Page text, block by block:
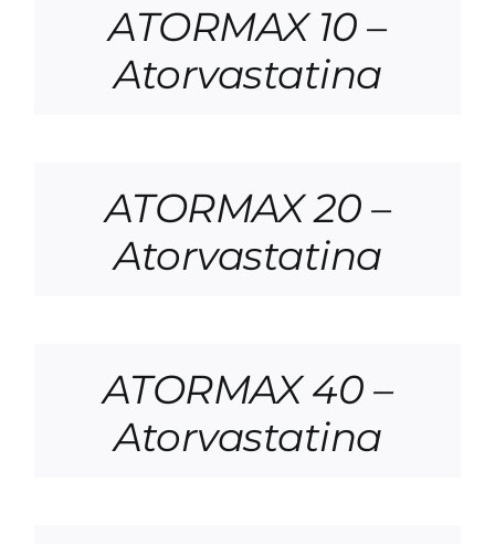
ATORMAX 10 –
Atorvastatina
ATORMAX 20 –
Atorvastatina
ATORMAX 40 –
Atorvastatina